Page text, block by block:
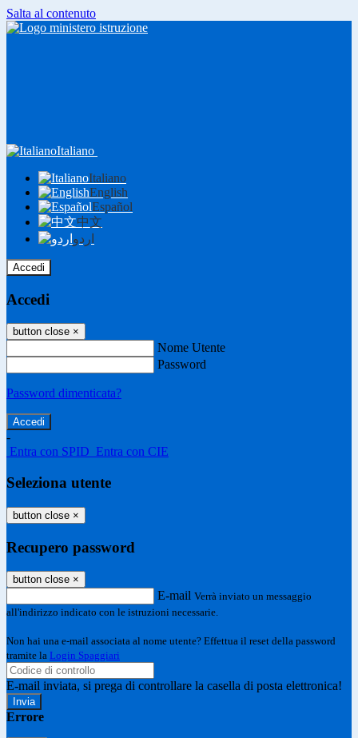
Salta al contenuto
Italiano
Italiano
English
Español
中文
اردو
Accedi
Accedi
button close ×
Nome Utente
Password
Password dimenticata?
-
Entra con SPID Entra con CIE
Seleziona utente
button close ×
Recupero password
button close ×
E-mail Verrà inviato un messaggio
all'indirizzo indicato con le istruzioni necessarie.
Non hai una e-mail associata al nome utente? Effettua il reset della password
tramite la Login Spaggiari
E-mail inviata, si prega di controllare la casella di posta elettronica!
Errore